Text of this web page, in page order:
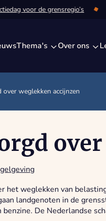
voor de grensregio’s
Thema's Over ons
over weglekken accijnzen
het weglekken van
landgenoten in de
benzine. De Nederlandse